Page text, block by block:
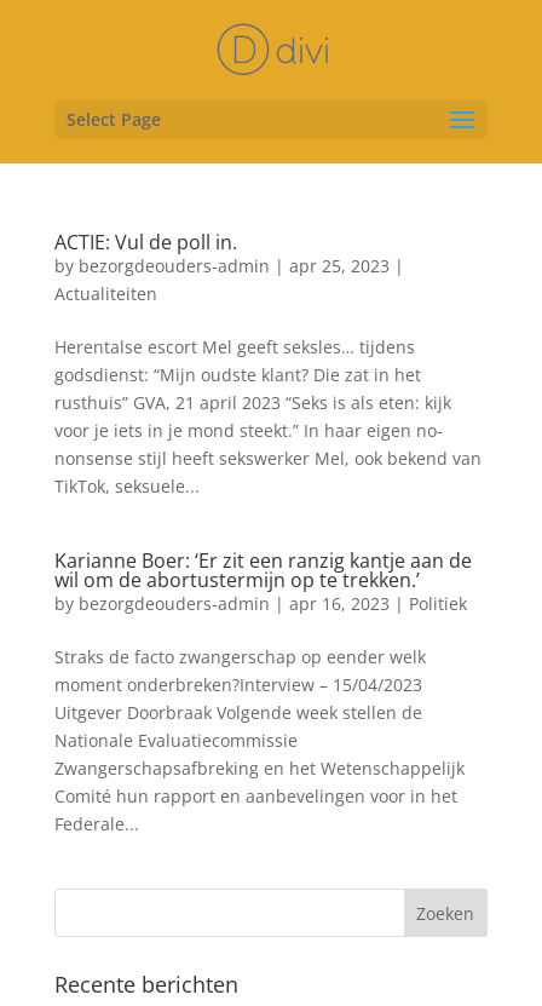
Select Page
ACTIE: Vul de poll in.
by bezorgdeouders-admin | apr 25, 2023 |
Actualiteiten
Herentalse escort Mel geeft seksles… tijdens
godsdienst: “Mijn oudste klant? Die zat in het
rusthuis” GVA, 21 april 2023 “Seks is als eten: kijk
voor je iets in je mond steekt.” In haar eigen no-
nonsense stijl heeft sekswerker Mel, ook bekend van
TikTok, seksuele...
Karianne Boer: ‘Er zit een ranzig kantje aan de
wil om de abortustermijn op te trekken.’
by bezorgdeouders-admin | apr 16, 2023 | Politiek
Straks de facto zwangerschap op eender welk
moment onderbreken?Interview – 15/04/2023
Uitgever Doorbraak Volgende week stellen de
Nationale Evaluatiecommissie
Zwangerschapsafbreking en het Wetenschappelijk
Comité hun rapport en aanbevelingen voor in het
Federale...
Recente berichten